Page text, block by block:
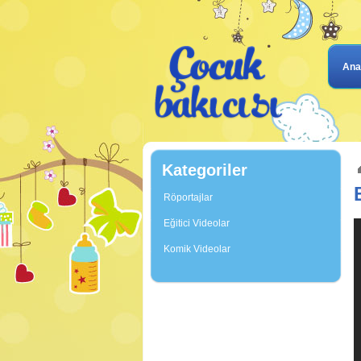
Kategoriler
Röportajlar
Eğitici Videolar
Komik Videolar